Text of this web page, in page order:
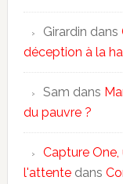
Girardin dans
déception à la
Sam dans
du pauvre ?
Capture
l'attentedans